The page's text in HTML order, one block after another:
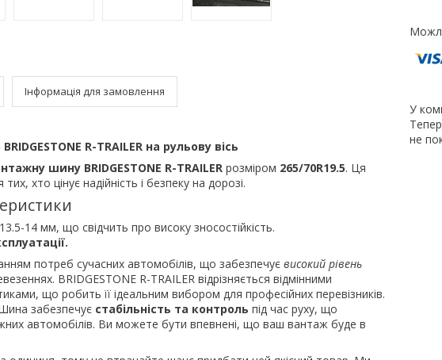
Інформація для замовлення
R-TRAILER на рульову вісь
шину BRIDGESTONE R-TRAILER розміром 265/70R19.5. Ця
хто цінує надійність і безпеку на дорозі.
13.5-14 мм, що свідчить про високу зносостійкість.
потреб сучасних автомобілів, що забезпечує високий рівень
BRIDGESTONE R-TRAILER відрізняється відмінними
що робить її ідеальним вибором для професійних перевізників.
забезпечує стабільність та контроль під час руху, що
автомобілів. Ви можете бути впевнені, що ваш вантаж буде в
У
не